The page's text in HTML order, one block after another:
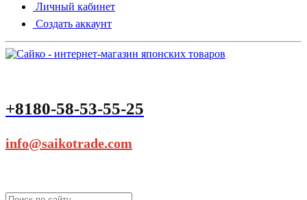
Личный кабинет
Создать аккаунт
+8180-58-53-55-25
info@saikotrade.com